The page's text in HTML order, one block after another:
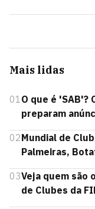
Mais lidas
01O que é 'SAB'?
preparam
02Mundial de
Palmeiras,
03Veja quem são
de Clubes da